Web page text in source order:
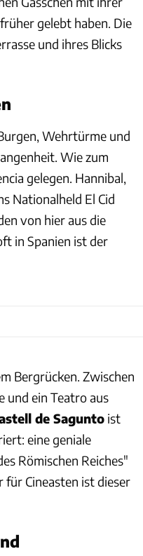
gelebt haben. Die
und ihres Blicks
Wehrtürme und
Wie zum
gelegen. Hannibal,
Nationalheld El Cid
von hier aus die
in Spanien ist der
Bergrücken. Zwischen
und ein Teatro aus
de Sagunto ist
eine geniale
Römischen Reiches"
für Cineasten ist dieser